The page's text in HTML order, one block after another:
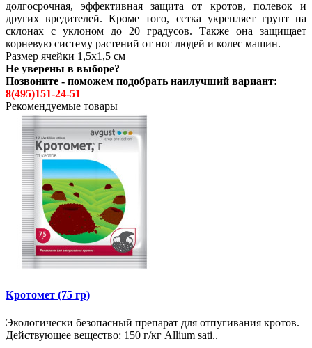
долгосрочная, эффективная защита от кротов, полевок и
других вредителей. Кроме того, сетка укрепляет грунт на
склонах с уклоном до 20 градусов. Также она защищает
корневую систему растений от ног людей и колес машин.
Размер ячейки 1,5х1,5 см
Не уверены в выборе?
Позвоните - поможем подобрать наилучший вариант:
8(495)151-24-51
Рекомендуемые товары
Кротомет (75 гр)
Экологически безопасный препарат для отпугивания кротов.
Действующее вещество: 150 г/кг Allium sati..